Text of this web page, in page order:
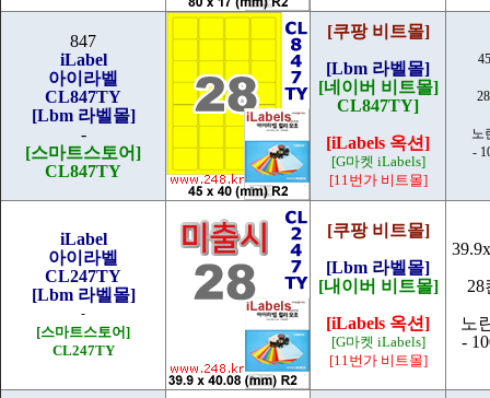
847
iLabel
아이라벨
CL847TY
[Lbm 라벨몰]
-
[스마트스토어]
CL847TY
[쿠팡 비트몰]
[Lbm 라벨몰]
[네이버 비트몰]
CL847TY]
[iLabels 옥션]
[G마켓 iLabels]
[11번가 비트몰]
노
-
iLabel
아이라벨
CL247TY
[Lbm 라벨몰]
-
[스마트스토어]
CL247TY
[쿠팡 비트몰]
[Lbm 라벨몰]
[내이버 비트몰]
[iLabels 옥션]
[G마켓 iLabels]
[11번가 비트몰]
28
노
-